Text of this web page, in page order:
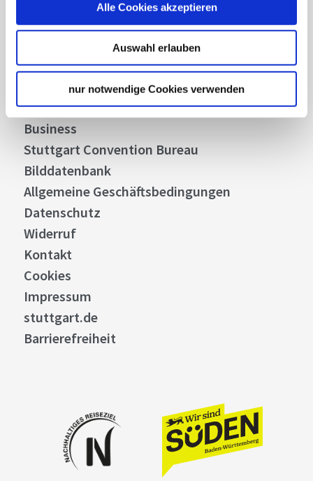
Alle Cookies akzeptieren
Auswahl erlauben
nur notwendige Cookies verwenden
Über uns
Stellenangebote
Presse
Business
Stuttgart Convention Bureau
Bilddatenbank
Allgemeine Geschäftsbedingungen
Datenschutz
Widerruf
Kontakt
Cookies
Impressum
stuttgart.de
Barrierefreiheit